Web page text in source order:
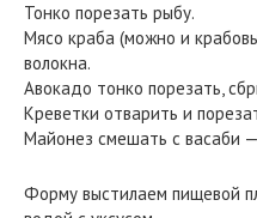
Тонко порезать рыбу.
Мясо краба (можно и
волокна.
Авокадо тонко порезать,
Креветки отварить и
Майонез смешать с васаби —
Форму выстилаем пищевой